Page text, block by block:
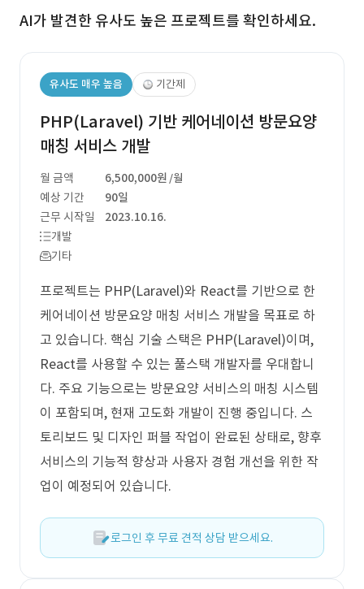
AI가 발견한 유사도 높은 프로젝트를 확인하세요.
유사도 매우 높음 기간제
PHP(Laravel) 기반 케어네이션 방문요양
매칭 서비스 개발
월 금액 6,500,000원 /월
예상 기간
90일
근무 시작일
2023.10.16.
개발
기타
프로젝트는 PHP(Laravel)와 React를 기반으로 한
케어네이션 방문요양 매칭 서비스 개발을 목표로 하
고 있습니다. 핵심 기술 스택은 PHP(Laravel)이며,
React를 사용할 수 있는 풀스택 개발자를 우대합니
다. 주요 기능으로는 방문요양 서비스의 매칭 시스템
이 포함되며, 현재 고도화 개발이 진행 중입니다. 스
토리보드 및 디자인 퍼블 작업이 완료된 상태로, 향후
서비스의 기능적 향상과 사용자 경험 개선을 위한 작
업이 예정되어 있습니다.
로그인 후 무료 견적 상담 받으세요.